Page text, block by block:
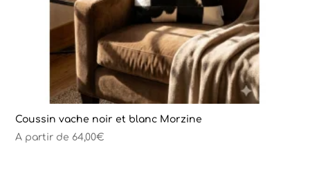
Coussin vache noir et blanc Morzine
A partir de 64,00€